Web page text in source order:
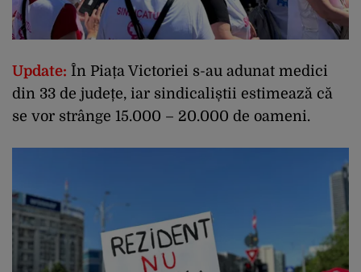
Update: În Piața Victoriei s-au adunat medici
din 33 de județe, iar sindicaliștii estimează că
se vor strânge 15.000 – 20.000 de oameni.